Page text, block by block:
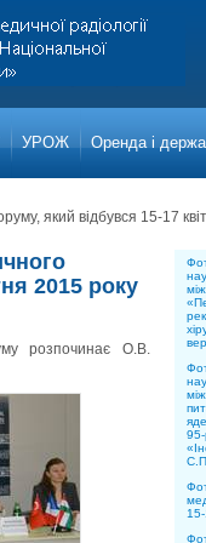
УРОЖ Оренда і
який відбувся 15-17
95-
2015 року
розпочинає О.В.